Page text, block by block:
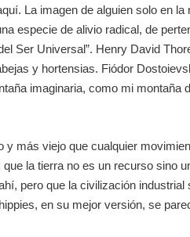
La imagen de alguien solo en la
especie de alivio radical, de
Ser Universal”. Henry David
y hortensias. Fiódor
imaginaria, como mi montaña
y más viejo que cualquier
la tierra no es un recurso sino
pero que la civilización industrial
hippies, en su mejor versión, se